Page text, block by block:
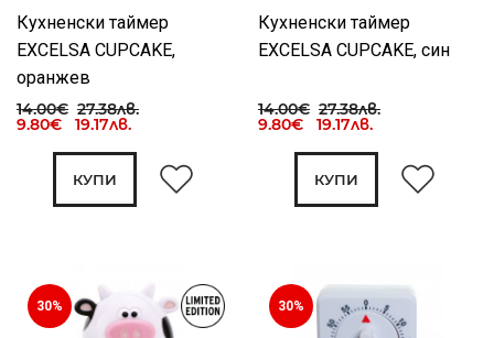
Кухненски таймер
EXCELSA CUPCAKE,
оранжев
14.00€ 27.38лв.
9.80€ 19.17лв.
КУПИ
Кухненски таймер
EXCELSA CUPCAKE, син
14.00€ 27.38лв.
9.80€ 19.17лв.
КУПИ
30% 30%